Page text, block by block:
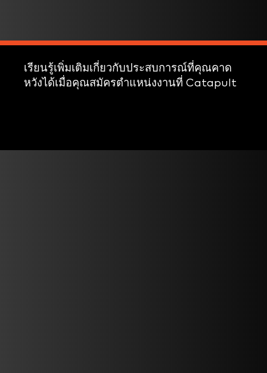
เรียนรู้เพิ่มเติมเกี่ยวกับประสบการณ์ที่คุณคาด
หวังได้เมื่อคุณสมัครตำแหน่งงานที่ Catapult